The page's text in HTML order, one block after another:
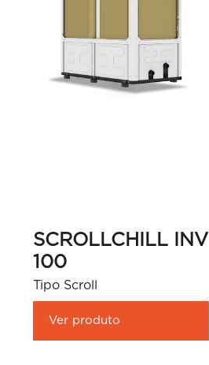
SCROLLCHILL INV
100
Tipo Scroll
Ver produto